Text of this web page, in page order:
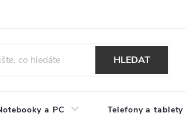
HLEDAT
a PC Telefony a tablety